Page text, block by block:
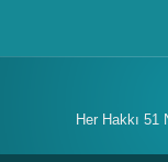
Her Hakkı 51